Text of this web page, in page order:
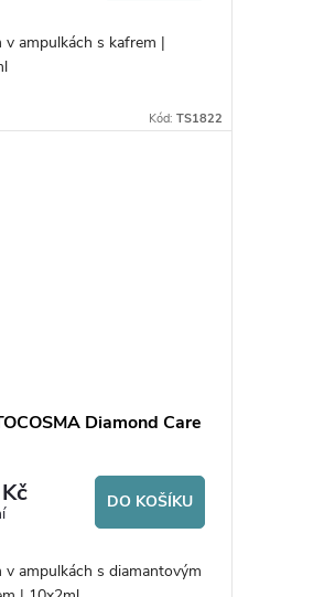
v ampulkách s kafrem |
Kód: TS1822
Diamond Care
DO KOŠÍKU
v ampulkách s diamantovým